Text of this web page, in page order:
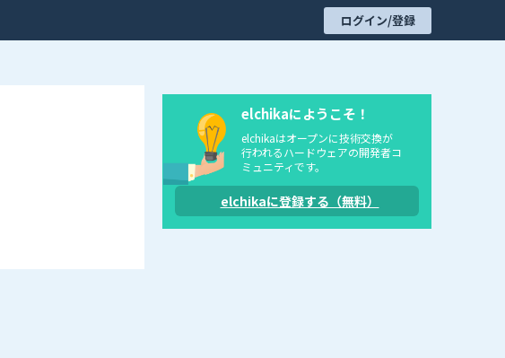
ログイン/登録
elchikaにようこそ！
elchikaはオープンに技術交換が
行われるハードウェアの開発者コ
ミュニティです。
elchikaに登録する（無料）